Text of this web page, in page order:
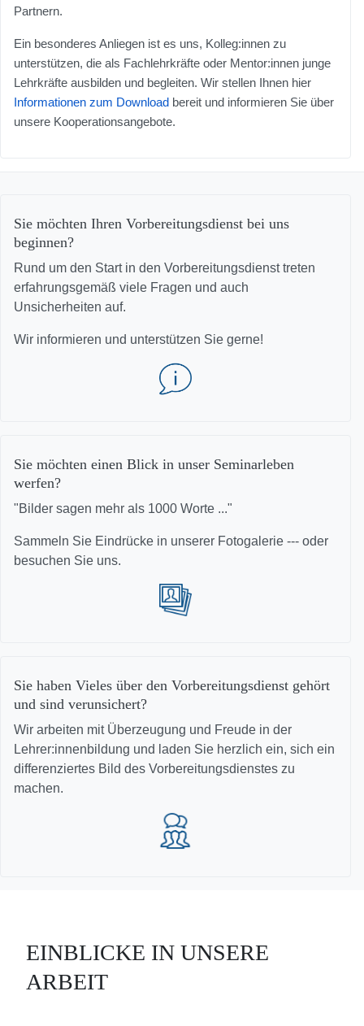
Partnern.
Ein besonderes Anliegen ist es uns, Kolleg:innen zu
unterstützen, die als Fachlehrkräfte oder Mentor:innen junge
Lehrkräfte ausbilden und begleiten. Wir stellen Ihnen hier
Informationen zum Download bereit und informieren Sie über
unsere Kooperationsangebote.
Sie möchten Ihren Vorbereitungsdienst bei uns
beginnen?
Rund um den Start in den Vorbereitungsdienst treten
erfahrungsgemäß viele Fragen und auch
Unsicherheiten auf.
Wir informieren und unterstützen Sie gerne!
Sie möchten einen Blick in unser Seminarleben
werfen?
"Bilder sagen mehr als 1000 Worte ..."
Sammeln Sie Eindrücke in unserer Fotogalerie --- oder
besuchen Sie uns.
Sie haben Vieles über den Vorbereitungsdienst gehört
und sind verunsichert?
Wir arbeiten mit Überzeugung und Freude in der
Lehrer:innenbildung und laden Sie herzlich ein, sich ein
differenziertes Bild des Vorbereitungsdienstes zu
machen.
EINBLICKE IN UNSERE
ARBEIT